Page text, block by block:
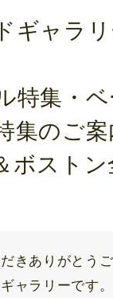
ギャラ
特集・
集のご
ボスト
きありがとう
ャラリーです